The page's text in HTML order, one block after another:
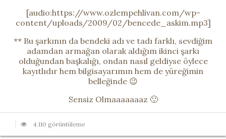
[audio:https://www.ozlempehlivan.com/wp-
content/uploads/2009/02/bencede_askim.mp3]
** Bu şarkının da bendeki adı ve tadı farklı, sevdiğim
adamdan armağan olarak aldığım ikinci şarkı
olduğundan başkalığı, ondan nasıl geldiyse öylece
kayıtlıdır hem bilgisayarımın hem de yüreğimin
belleğinde 😉
Sensiz Olmaaaaaaaz 🙂
4.110 görüntüleme